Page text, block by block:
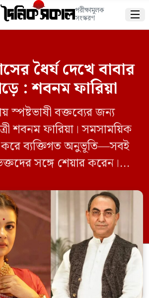
পরীক্ষামূলক
সংস্করণ 
ধৈর্য দেখে বাবার
: শবনম ফারিয়া
স্পষ্টভাষী বক্তব্যের জন্য
শবনম ফারিয়া। সমসাময়িক
ব্যক্তিগত অনুভূতি—সবই
সঙ্গে শেয়ার করেন।
ধৈর্য দেখে নিজের
মনে পড়েছে বলে মন্তব্য
আসন্ন জাতীয় নির্বাচনে
প্রার্থী মির্জা আব্বাসের
[…]